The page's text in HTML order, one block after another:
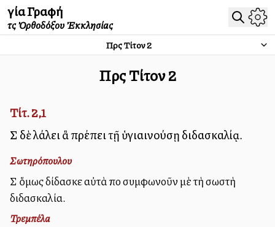
Ἁγία Γραφή
τῆς Ὀρθοδόξου Ἐκκλησίας
Πρὸς Τίτον2
Πρὸς Τίτον2
Τίτ. 2,1
Σὺ δὲ λάλει ἃ πρέπει τῇ ὑγιαινούσῃ διδασκαλίᾳ.
Σωτηρόπουλου
Σὺ ὅμως δίδασκε αὐτὰ ποὺ συμφωνοῦν μὲ τὴ σωστὴ
διδασκαλία.
Τρεμπέλα